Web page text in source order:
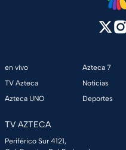
en vivo
TV Azteca
Azteca UNO
Azteca 7
Noticias
Deportes
TV AZTECA
Periférico Sur 4121,